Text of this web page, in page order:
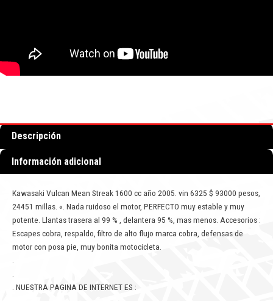
Descripción
Información adicional
Kawasaki Vulcan Mean Streak 1600 cc año 2005. vin 6325 $ 93000 pesos,
24451 millas. «. Nada ruidoso el motor, PERFECTO muy estable y muy
potente. Llantas trasera al 99 % , delantera 95 %, mas menos. Accesorios :
Escapes cobra, respaldo, filtro de alto flujo marca cobra, defensas de
motor con posa pie, muy bonita motocicleta.
.
.
. NUESTRA PAGINA DE INTERNET ES :